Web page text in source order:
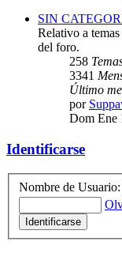
SIN
Relativo a
del foro.
258
3341
Último
por
Dom Ene
Identificarse
Nombre de Usuario: